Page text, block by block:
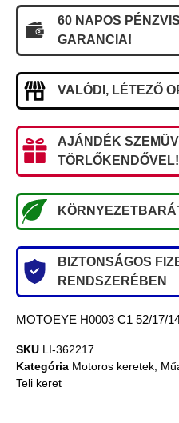
60 NAPOS
GARANCIA!
VALÓDI, LÉTEZŐ
AJÁNDÉK
TÖRLŐKENDŐVEL!
BIZTONSÁGOS
RENDSZERÉBEN
MOTOEYE H0003 C1 52/17/
SKU LI-362217
Kategória Motoros keretek
Teli keret